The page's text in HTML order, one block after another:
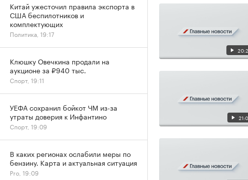
Китай ужесточил правила экспорта в
США беспилотников и
комплектующих
Политика, 19:17
Клюшку Овечкина продали на
аукционе за ₽940 тыс.
Спорт, 19:11
УЕФА сохранил бойкот ЧМ из-за
утраты доверия к Инфантино
Спорт, 19:09
В каких регионах ослабили меры по
бензину. Карта и актуальная ситуация
Pro, 19:09